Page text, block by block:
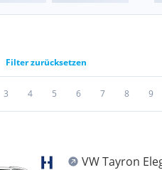
Filter zurücksetzen
3 4 5 6 7 8 9
VW Tayron